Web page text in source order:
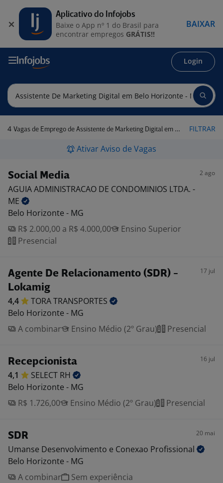
Login
4 Vagas de Emprego de Assistente de Marketing Digital em Belo Horizonte - MG FILTRAR
Ativar Aviso de Vagas
Social Media 2 ago
AGUIA ADMINISTRACAO DE CONDOMINIOS LTDA. -
ME
Belo Horizonte - MG
R$ 2.000,00 a R$ 4.000,00
Ensino Superior
Presencial
Agente De Relacionamento (SDR) -
Lokamig
17 jul
4,4 TORATRANSPORTES
Belo Horizonte - MG
A combinar
Ensino Médio (2º Grau) Presencial
Recepcionista 16 jul
4,1 SELECT RH
Belo Horizonte - MG
R$ 1.726,00
Ensino Médio (2º Grau) Presencial
SDR 20 mai
Umanse Desenvolvimento e Conexao Profissional
Belo Horizonte - MG
A combinar
Sem experiência
Aplicativo do Infojobs
Baixe o App nº 1 do Brasil para
encontrar empregos GRÁTIS!!
BAIXAR